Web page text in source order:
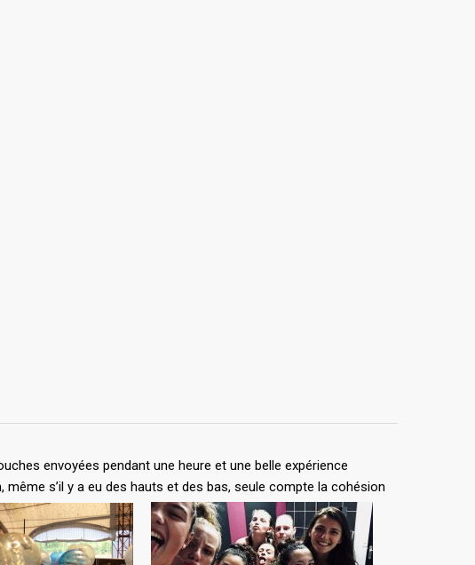
envoyées pendant une heure et une belle expérience
s’il y a eu des hauts et des bas, seule compte la cohésion